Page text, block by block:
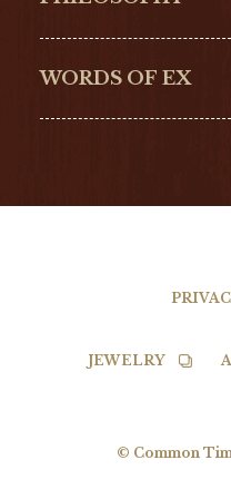
NORQAIN
WORDS OF EX
© Common
JEWELRY